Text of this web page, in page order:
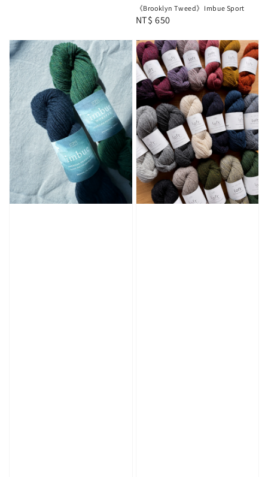
《Brooklyn Tweed》Imbue Sport
Regular
NT$ 650